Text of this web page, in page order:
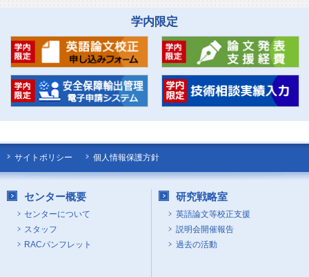
学内限定
サイトポリシー 個人情報保護方針
センター概要
センターについて
スタッフ
RACパンフレット
研究戦略室
英語論文等校正支援
説明会開催報告
過去の活動